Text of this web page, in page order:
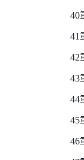
40
41
42
43
44
45
46